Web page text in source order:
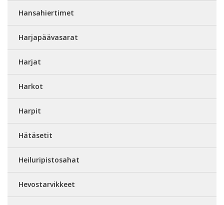
Hansahiertimet
Harjapäävasarat
Harjat
Harkot
Harpit
Hätäsetit
Heiluripistosahat
Hevostarvikkeet